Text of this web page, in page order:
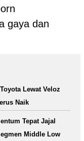
gaya dan
Lewat Veloz
Naik
Tepat Jajal
Middle Low